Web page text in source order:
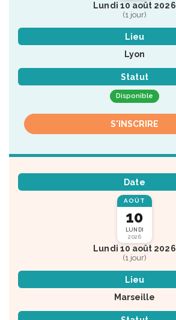
Lundi 10 août 2026
(1 jour)
Lieu
Lyon
Statut
Disponible
S'INSCRIRE
Date
AOÛT
10
LUNDI
2026
Lundi 10 août 2026
(1 jour)
Lieu
Marseille